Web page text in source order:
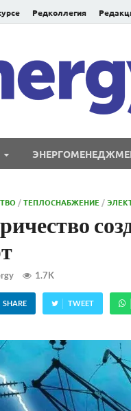
Редколлегия
/ТЕПЛОСНАБЖЕНИЕ /
1.7K
SHARE TWEET